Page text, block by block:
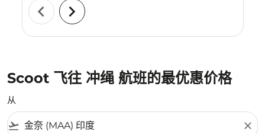
chevron_left chevron_right
Scoot 飞往 冲绳 航班的最优惠价格
从
flight_takeoff close